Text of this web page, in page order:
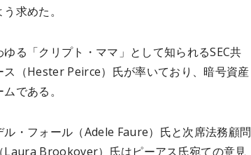
求めた。
る「クリプト・ママ」として知られるSEC共
（Hester Peirce）氏が率いており、暗号資産
である。
・フォール（Adele Faure）氏と次席法務顧問
Laura Brookover）氏はピーアス氏宛ての意見